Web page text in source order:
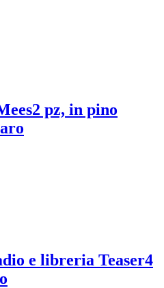
2 pz, in pino
e libreria Teaser4